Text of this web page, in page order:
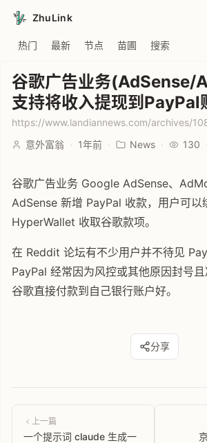
ZhuLink
热门 最新 节点 苗圃 搜索
谷歌广告业务(AdSense/
支持将收入提现到PayPal
https://www.landiannews.com/archives/
意外富翁 · 1年前 · News · 130 ·
谷歌广告业务 Google AdSense、
AdSense 新增 PayPal 收款，用户可以
HyperWallet 收取谷歌款项。
在 Reddit 论坛有不少用户并不待见
PayPal 经常因为风控或其他原因封号
谷歌直接付款到自己银行账户好。
分享
上一篇
一个提示词 claude 生成一